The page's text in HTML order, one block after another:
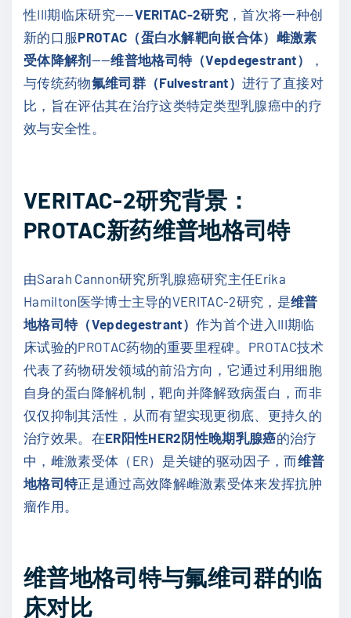
性III期临床研究——VERITAC-2研究 ，首次将一种创
新的口服PROTAC（蛋白水解靶向嵌合体）雌激素
受体降解剂——维普地格司特（Vepdegestrant）
与传统药物氟维司群（Fulvestrant）进行了直接对
比，旨在评估其在治疗这类特定类型乳腺癌中的疗
效与安全性。
VERITAC-2研究背景：
PROTAC新药维普地格司特
由Sarah Cannon研究所乳腺癌研究主任Erika
Hamilton医学博士主导的VERITAC-2研究，是维普
地格司特（Vepdegestrant）作为首个进入III期临
床试验的PROTAC药物的重要里程碑。PROTAC技术
代表了药物研发领域的前沿方向，它通过利用细胞
自身的蛋白降解机制，靶向并降解致病蛋白，而非
仅仅抑制其活性，从而有望实现更彻底、更持久的
治疗效果。在ER阳性HER2阴性晚期乳腺癌的治疗
中，雌激素受体（ER）是关键的驱动因子，而维普
地格司特正是通过高效降解雌激素受体来发挥抗肿
瘤作用。
维普地格司特与氟维司群的临
床对比